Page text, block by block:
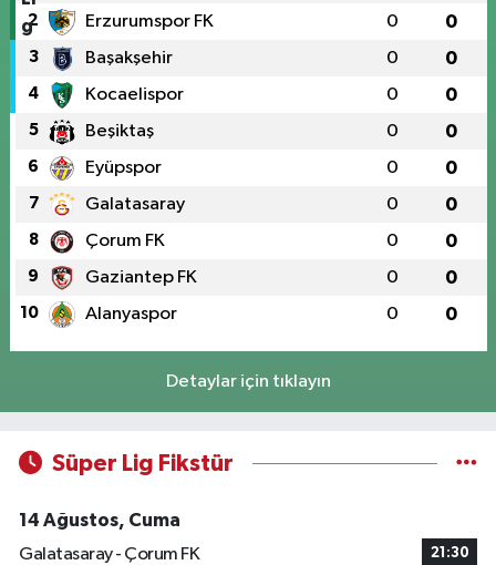
2 Erzurumspor FK 0 0
3 Başakşehir 0 0
4 Kocaelispor 0 0
5 Beşiktaş 0 0
6 Eyüpspor 0 0
7 Galatasaray 0 0
8 Çorum FK 0 0
9 Gaziantep FK 0 0
10 Alanyaspor 0 0
Detaylar için tıklayın
Süper Lig Fikstür
14 Ağustos, Cuma
Galatasaray - Çorum FK
21:30